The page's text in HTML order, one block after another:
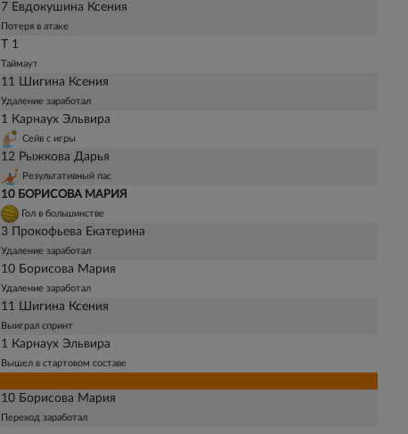
7 Евдокушина Ксения
Потеря в атаке
Т 1
Таймаут
11 Шигина Ксения
Удаление заработал
1 Карнаух Эльвира
Сейв с игры
12 Рыжкова Дарья
Результативный пас
10 БОРИСОВА МАРИЯ
Гол в большинстве
3 Прокофьева Екатерина
Удаление заработал
10 Борисова Мария
Удаление заработал
11 Шигина Ксения
Выиграл спринт
1 Карнаух Эльвира
Вышел в стартовом составе
10 Борисова Мария
Переход заработал